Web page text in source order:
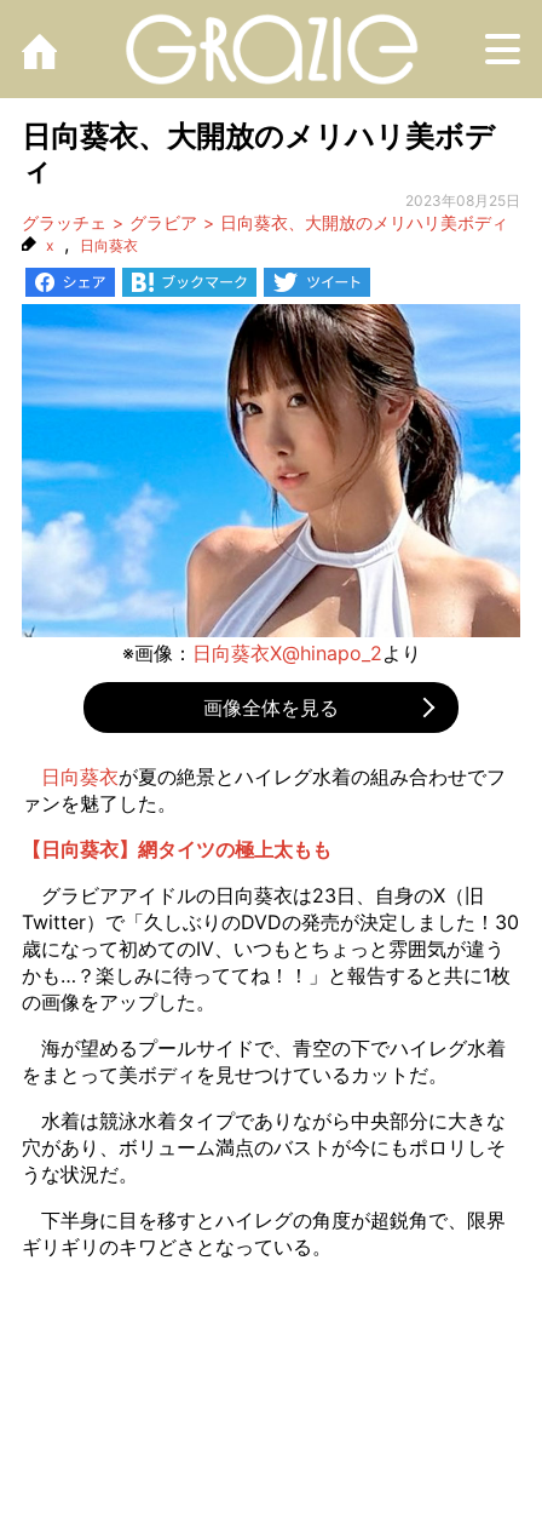
日向葵衣、大開放のメリハリ美ボデ
ィ
2023年08月25日
グラッチェ グラビア 日向葵衣、大開放のメリハリ美ボディ
x , 日向葵衣
※画像： 日向葵衣X@hinapo_2より
画像全体を見る
日向葵衣が夏の絶景とハイレグ水着の組み合わせでフ
ァンを魅了した。
【日向葵衣】網タイツの極上太もも
グラビアアイドルの日向葵衣は23日、自身のX（旧
Twitter）で「久しぶりのDVDの発売が決定しました！30
歳になって初めてのIV、いつもとちょっと雰囲気が違う
かも…？楽しみに待っててね！！」と報告すると共に1枚
の画像をアップした。
海が望めるプールサイドで、青空の下でハイレグ水着
をまとって美ボディを見せつけているカットだ。
水着は競泳水着タイプでありながら中央部分に大きな
穴があり、ボリューム満点のバストが今にもポロリしそ
うな状況だ。
下半身に目を移すとハイレグの角度が超鋭角で、限界
ギリギリのキワどさとなっている。